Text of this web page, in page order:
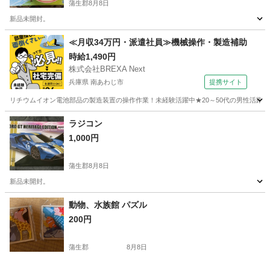
蒲生郡8月8日
新品未開封。
滋賀 蒲生郡 おもちゃ 新品
≪月収34万円・派遣社員≫機械操作・製造補助
時給1,490円
株式会社BREXA Next
兵庫県 南あわじ市 提携サイト
リチウムイオン電池部品の製造装置の操作作業！未経験活躍中★20～50代の男性活
兵庫 南あわじ市ラジコン
1,000円
蒲生郡8月8日
新品未開封。
滋賀 蒲生郡 ラジコン 新品
動物、水族館 パズル
200円
蒲生郡 8月8日